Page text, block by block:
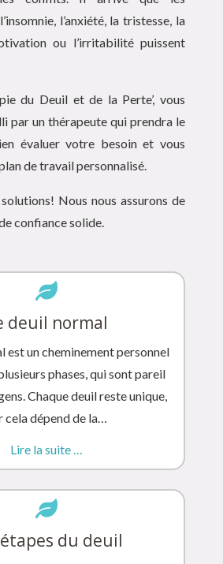
l’anxiété, la tristesse, la
ou l’irritabilité puissent
du Deuil et de la Perte’, vous
par un thérapeute qui prendra le
évaluer votre besoin et vous
de travail personnalisé.
Nous nous assurons de
confiance solide.
deuil normal
est un cheminement personnel
phases, qui sont pareil
Chaque deuil reste unique,
cela dépend de la…
Lire la suite …
du deuil